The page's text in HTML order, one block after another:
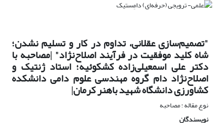
"تصمیم‌سازی عقلانی، تداوم در کار و تسلیم نشدن؛
شاه کلید موفقیت در فرآیند اصلاح‌نژاد" |مصاحبه با
دکتر علی اسمعیلی‌زاده کشکوئیه؛ استاد ژنتیک و
اصلاح‌نژاد دام گروه مهندسی علوم دامی دانشکده
کشاورزی دانشگاه شهید باهنر کرمان|
نوع مقاله : مصاحبه
نویسندگان